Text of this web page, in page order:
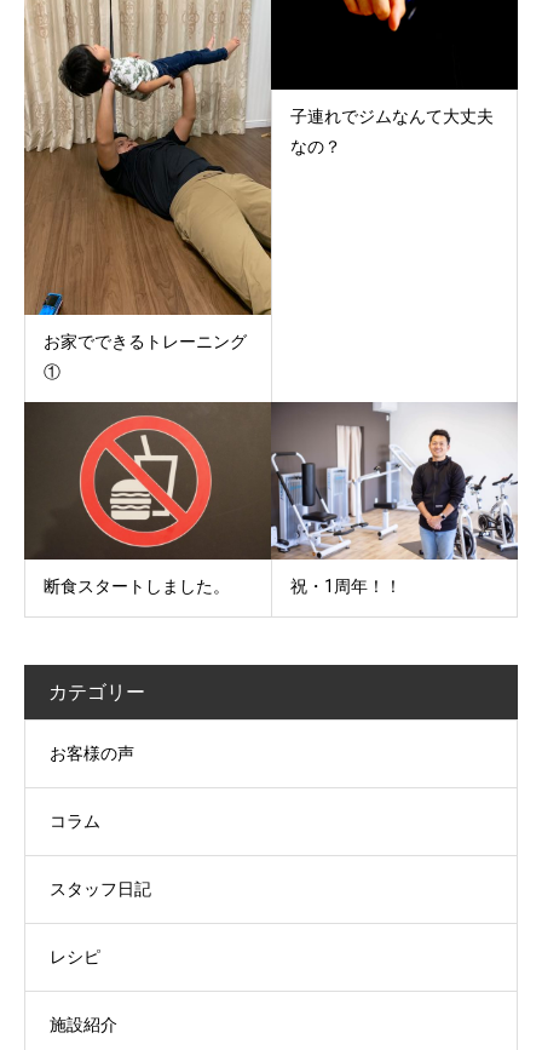
お家でできるトレーニング
①
子連れでジムなんて大丈夫
なの？
断食スタートしました。 祝・1周年！！
カテゴリー
お客様の声
コラム
スタッフ日記
レシピ
施設紹介